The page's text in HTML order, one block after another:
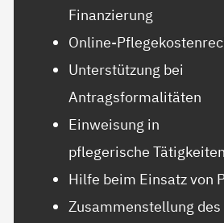
Finanzierung
Online-
Unterstützung bei
Antragsformalitäten
Einweisung in
pflegerische Tätigkeiten
Hilfe beim Einsatz von
Zusammenstellung